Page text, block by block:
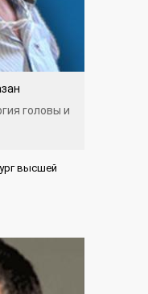
головы и
высшей